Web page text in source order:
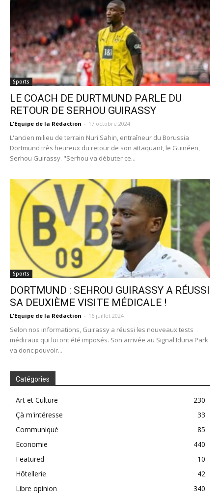
Sports
LE COACH DE DURTMUND PARLE DU
RETOUR DE SERHOU GUIRASSY
L'Equipe de la Rédaction - 17 octobre 2024
L'ancien milieu de terrain Nuri Sahin, entraîneur du Borussia
Dortmund très heureux du retour de son attaquant, le Guinéen,
Serhou Guirassy. "Serhou va débuter ce...
Sports
DORTMUND : SEHROU GUIRASSY A RÉUSSI
SA DEUXIÈME VISITE MÉDICALE !
L'Equipe de la Rédaction - 16 juillet 2024
Selon nos informations, Guirassy a réussi les nouveaux tests
médicaux qui lui ont été imposés. Son arrivée au Signal Iduna Park
va donc pouvoir...
Catégories
Art et Culture
230
Çà m'intéresse
33
Communiqué
85
Economie
440
Featured
10
Hôtellerie
42
Libre opinion
340